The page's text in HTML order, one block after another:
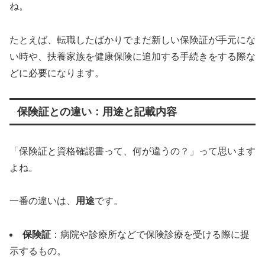
ね。
たとえば、転職したばかりでまだ新しい保険証が手元にな
い時や、扶養家族を健康保険に追加する手続きをする際な
どに必要になります。
保険証との違い：用途と記載内容
「保険証と資格確認書って、何が違うの？」って思います
よね。
一番の違いは、 用途です。
保険証 ：病院や診療所などで保険診療を受ける際に提
示するもの。